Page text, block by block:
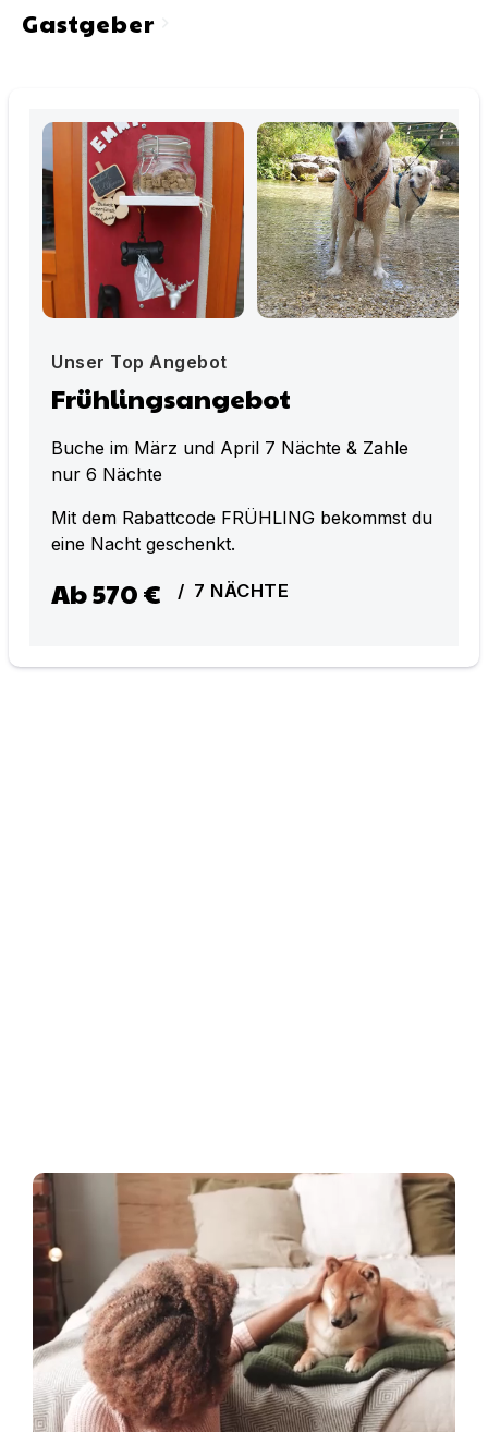
Gastgeberchevron_right
Unser Top Angebot
Frühlingsangebot
Buche im März und April 7 Nächte & Zahle
nur 6 Nächte
Mit dem Rabattcode FRÜHLING bekommst du
eine Nacht geschenkt.
Ab570 € / 7 NÄCHTE